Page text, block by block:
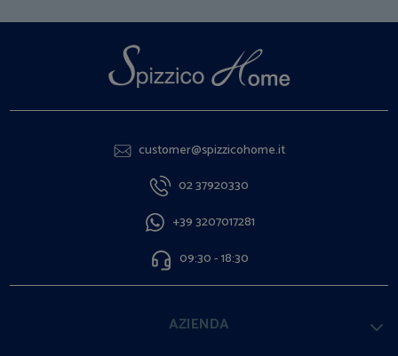
customer@spizzicohome.it
02 37920330
+39 3207017281
09:30 - 18:30
AZIENDA